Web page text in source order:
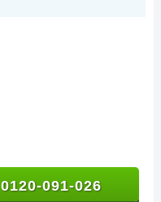
0120-091-026